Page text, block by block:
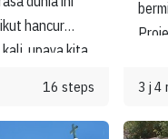
hancur
upaya kita
menimbulkan
Namun, ada
16 steps 3 j 4